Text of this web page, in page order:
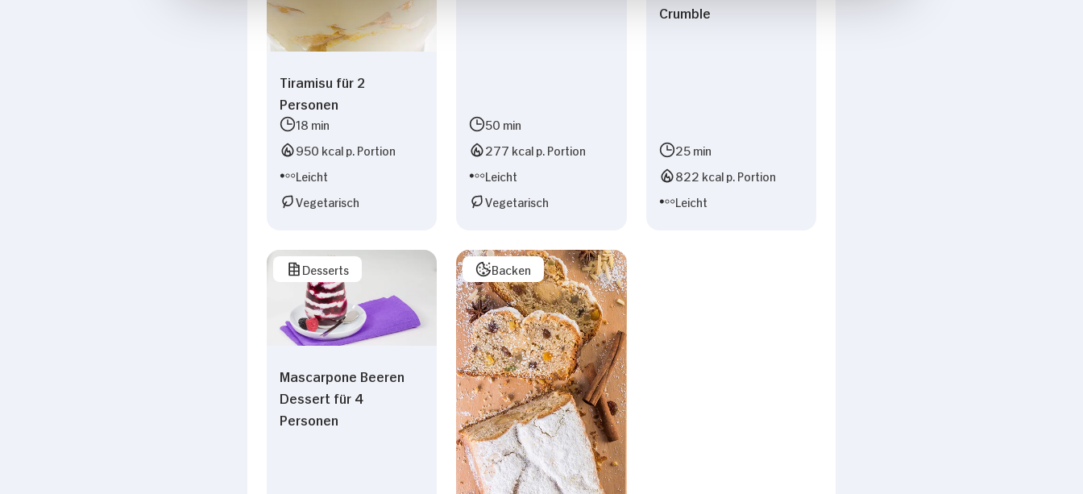
Tiramisu für 2
Personen
18 min
950 kcal p. Portion
Leicht
Vegetarisch
50 min
277 kcal p. Portion
Leicht
Vegetarisch
Crumble
25 min
822 kcal p. Portion
Leicht
Desserts
Mascarpone Beeren
Dessert für 4
Personen
Backen